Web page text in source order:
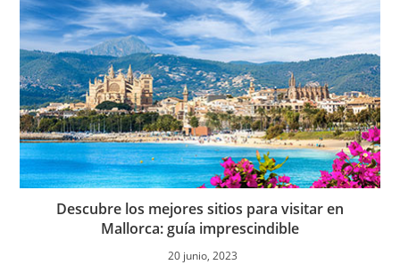
Descubre los mejores sitios para visitar en
Mallorca: guía imprescindible
20 junio, 2023